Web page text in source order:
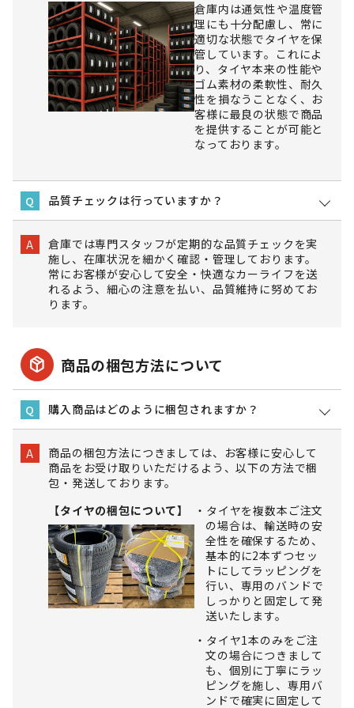
倉庫内は通気性や温度管
理にも十分配慮し、常に
適切な状態でタイヤを保
管しています。これによ
り、タイヤ本来の性能や
ゴム素材の柔軟性、耐久
性を損なうことなく、お
客様に最良の状態で商品
を提供することが可能と
なっております。
Q 品質チェックは行っていますか？
A
倉庫では専門スタッフが定期的な品質チェックを実
施し、在庫状況を細かく確認・管理しております。
常にお客様が安心して安全・快適なカーライフを送
れるよう、細心の注意を払い、品質維持に努めてお
ります。
package_2 商品の梱包方法について
Q 購入商品はどのように梱包されますか？
A
商品の梱包方法につきましては、お客様に安心して
商品をお受け取りいただけるよう、以下の方法で梱
包・発送しております。
【タイヤの梱包について】
タイヤを複数本ご注文
の場合は、輸送時の安
全性を確保するため、
基本的に2本ずつセッ
トにしてラッピングを
行い、専用のバンドで
しっかりと固定して発
送いたします。
タイヤ1本のみをご注
文の場合につきまして
も、個別に丁寧にラッ
ピングを施し、専用バ
ンドで確実に固定して